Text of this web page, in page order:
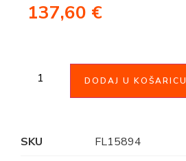
137,60 €
DODAJ U KOŠARICU
SKU
FL15894